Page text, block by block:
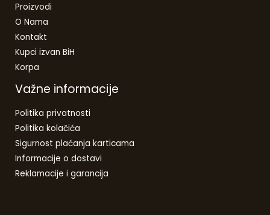
Proizvodi
O Nama
Kontakt
Kupci izvan BiH
Korpa
Važne informacije
Politika privatnosti
Politika kolačića
Sigurnost plaćanja karticama
Informacije o dostavi
Reklamacije i garancija